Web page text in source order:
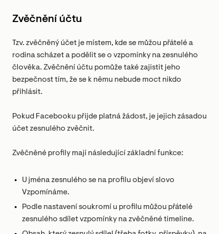
Zvěčnění účtu
Tzv. zvěčněný účet je místem, kde se můžou přátelé a
rodina scházet a podělit se o vzpomínky na zesnulého
člověka. Zvěčnění účtu pomůže také zajistit jeho
bezpečnost tím, že se k němu nebude moct nikdo
přihlásit.
Pokud Facebooku přijde platná žádost, je jejich zásadou
účet zesnulého zvěčnit.
Zvěčněné profily mají následující základní funkce:
U jména zesnulého se na profilu objeví slovo
Vzpomínáme.
Podle nastavení soukromí u profilu můžou přátelé
zesnulého sdílet vzpomínky na zvěčněné timeline.